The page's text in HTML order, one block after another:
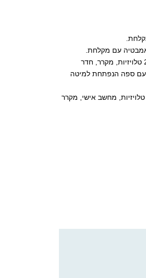
• מיני סוויטה – 2 מיטות שניתן להופכן למיטה זוגית, חדר אירוח נפרד עם ספה הנפתחת למיטה ושולחן, מרפסת, 2 טלויזיות, מקרר, חדר
אירוח נפרדת עם ספה הנפתחת למיטה
• גרנד סוויטה – מיטת קווין סייז, פינת אירוח נפרדת עם ספה הנפתחת למיטה זוגית ופינת אוכל, מרפסת גדולה, 2 טלויזיות, מחשב אישי, מקרר